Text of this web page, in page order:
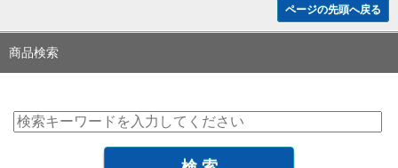
ページの先頭へ戻る
商品検索